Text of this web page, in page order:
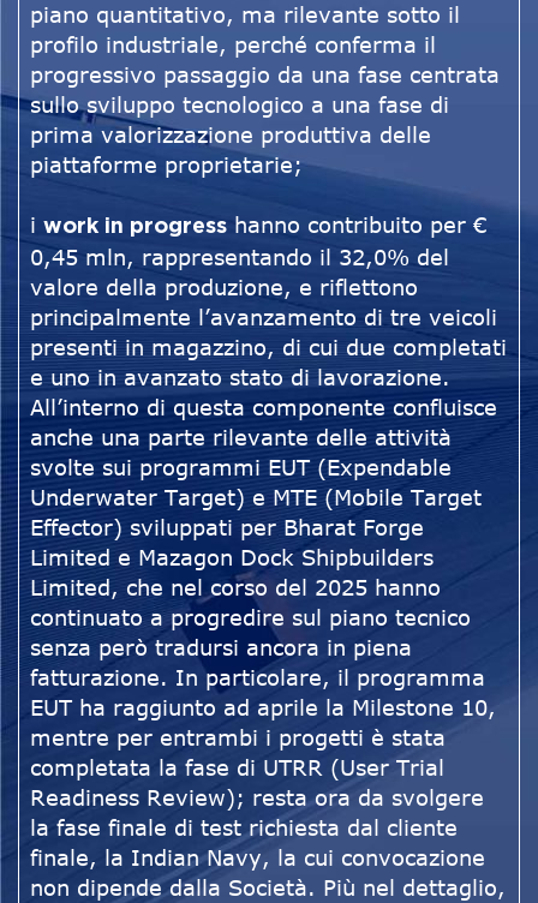
piano quantitativo, ma rilevante sotto il
profilo industriale, perché conferma il
progressivo passaggio da una fase centrata
sullo sviluppo tecnologico a una fase di
prima valorizzazione produttiva delle
piattaforme proprietarie;
i work in progress hanno contribuito per €
0,45 mln, rappresentando il 32,0% del
valore della produzione, e riflettono
principalmente l’avanzamento di tre veicoli
presenti in magazzino, di cui due completati
e uno in avanzato stato di lavorazione.
All’interno di questa componente confluisce
anche una parte rilevante delle attività
svolte sui programmi EUT (Expendable
Underwater Target) e MTE (Mobile Target
Effector) sviluppati per Bharat Forge
Limited e Mazagon Dock Shipbuilders
Limited, che nel corso del 2025 hanno
continuato a progredire sul piano tecnico
senza però tradursi ancora in piena
fatturazione. In particolare, il programma
EUT ha raggiunto ad aprile la Milestone 10,
mentre per entrambi i progetti è stata
completata la fase di UTRR (User Trial
Readiness Review); resta ora da svolgere
la fase finale di test richiesta dal cliente
finale, la Indian Navy, la cui convocazione
non dipende dalla Società. Più nel dettaglio,